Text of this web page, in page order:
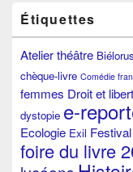
Étiquettes
Atelier théâtre
chèque-livre Comédie
femmes Droit et
dystopie e-
Ecologie Exil
foire du livre